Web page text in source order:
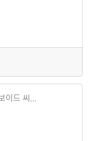
이드 씨...